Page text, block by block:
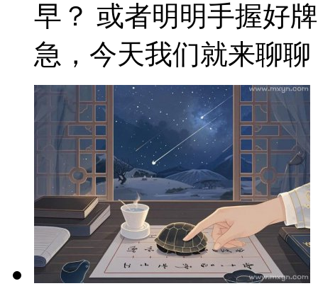
早？ 或者明明手握好
急，今天我们就来聊